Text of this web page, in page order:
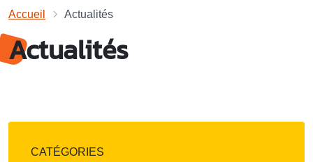
Accueil Actualités
Actualités
CATÉGORIES